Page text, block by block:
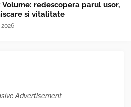
Volume: redescopera parul usor,
si vitalitate
2026
Advertisement